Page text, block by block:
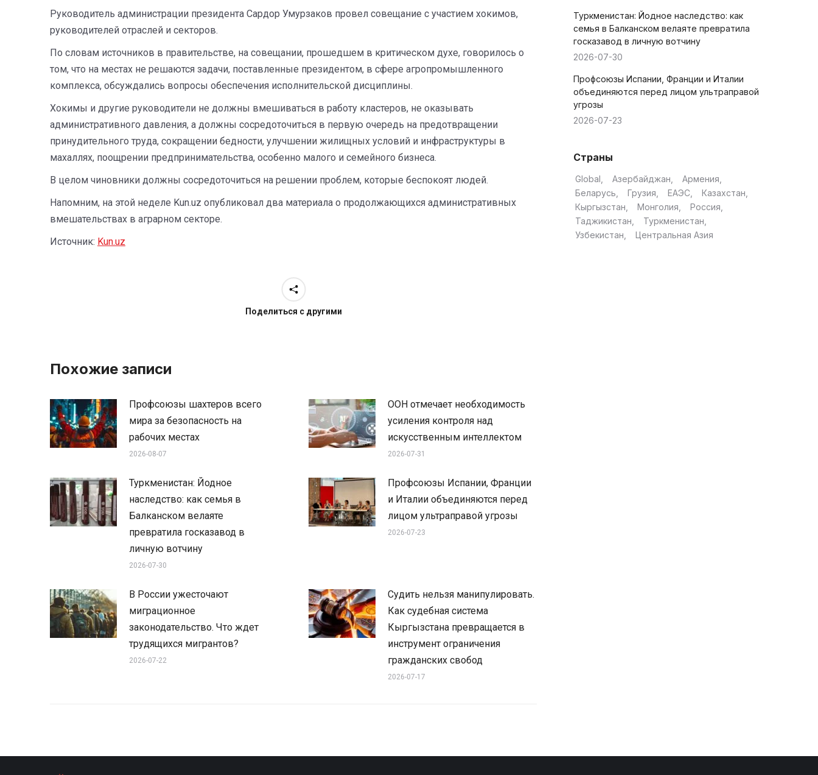
Руководитель администрации президента Сардор Умурзаков провел совещание с участием хокимов,
руководителей отраслей и секторов.
По словам источников в правительстве, на совещании, прошедшем в критическом духе, говорилось о
том, что на местах не решаются задачи, поставленные президентом, в сфере агропромышленного
комплекса, обсуждались вопросы обеспечения исполнительской дисциплины.
Хокимы и другие руководители не должны вмешиваться в работу кластеров, не оказывать
административного давления, а должны сосредоточиться в первую очередь на предотвращении
принудительного труда, сокращении бедности, улучшении жилищных условий и инфраструктуры в
махаллях, поощрении предпринимательства, особенно малого и семейного бизнеса.
В целом чиновники должны сосредоточиться на решении проблем, которые беспокоят людей.
Напомним, на этой неделе Kun.uz опубликовал два материала о продолжающихся административных
вмешательствах в аграрном секторе.
Источник: Kun.uz
Поделиться с другими
Похожие записи
Профсоюзы шахтеров всего
мира за безопасность на
рабочих местах
2026-08-07
ООН отмечает необходимость
усиления контроля над
искусственным интеллектом
2026-07-31
Туркменистан: Йодное
наследство: как семья в
Балканском велаяте
превратила госказавод в
личную вотчину
2026-07-30
Профсоюзы Испании, Франции
и Италии объединяются перед
лицом ультраправой угрозы
2026-07-23
В России ужесточают
миграционное
законодательство. Что ждет
трудящихся мигрантов?
2026-07-22
Судить нельзя манипулировать.
Как судебная система
Кыргызстана превращается в
инструмент ограничения
гражданских свобод
2026-07-17
Туркменистан: Йодное наследство: как
семья в Балканском велаяте превратила
госказавод в личную вотчину
2026-07-30
Профсоюзы Испании, Франции и Италии
объединяются перед лицом ультраправой
угрозы
2026-07-23
Страны
Global Азербайджан
Армения
Беларусь
Грузия ЕАЭС
Казахстан
Кыргызстан
Монголия
Россия
Таджикистан
Туркменистан
Узбекистан
Центральная Азия